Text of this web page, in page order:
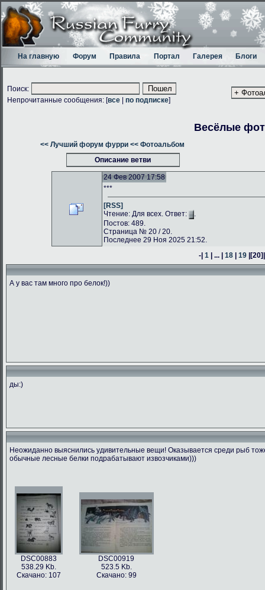
На главную Форум Правила Портал Галерея Блоги
Поиск:
Непрочитанные сообщения: [все по подписке]
Весёлые
<< Лучший форум фурри << Фотоальбом
Описание ветви
24 Фев 2007 17:58
***
[RSS]
Чтение: Для всех. Ответ:
.
Постов: 489.
Страница № 20 / 20.
Последнее 29 Ноя 2025 21:52.
-| 1 | ... | 18 | 19 |[20]
А у вас там много про белок!))
ды:)
Неожиданно выяснились удивительные вещи! Оказывается среди рыб
обычные лесные белки подрабатывают извозчиками)))
DSC00883
538.29 Kb.
Скачано: 107
DSC00919
523.5 Kb.
Скачано: 99